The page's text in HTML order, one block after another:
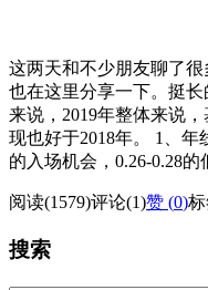
这两天和不少朋友聊了
也在这里分享一下。挺
来说，2019年整体来说
现也好于2018年。 1、
的入场机会，0.26-0.28
阅读(1579)评论(1)赞 (0)标
搜索